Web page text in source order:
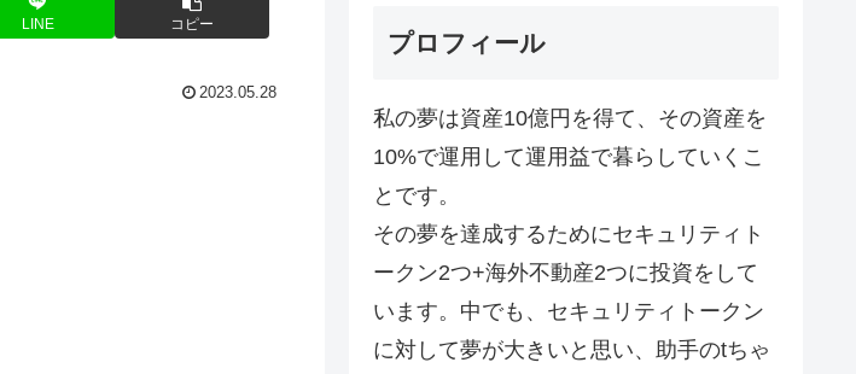
LINE コピー
2023.05.28
プロフィール
私の夢は資産10億円を得て、その資産を
10%で運用して運用益で暮らしていくこ
とです。
その夢を達成するためにセキュリティト
ークン2つ+海外不動産2つに投資をして
います。中でも、セキュリティトークン
に対して夢が大きいと思い、助手のtちゃ